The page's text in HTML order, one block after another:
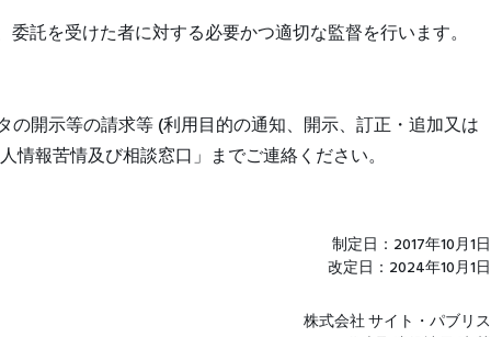
託を受けた者に対する必要かつ適切な監督を行います。
開示等の請求等 (利用目的の通知、開示、訂正・追加又は
報苦情及び相談窓口」までご連絡ください。
制定日：2017年10月1日
改定日：2024年10月1日
株式会社 サイト・パブリス